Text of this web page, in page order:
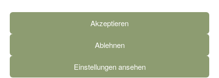
Akzeptieren
Ablehnen
Einstellungen ansehen
Theme byOut the Box